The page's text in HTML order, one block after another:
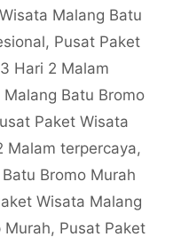
Malang Batu
, Pusat Paket
Hari 2 Malam
Batu Bromo
Paket Wisata
Malam terpercaya,
Bromo Murah
Wisata Malang
Murah, Pusat Paket